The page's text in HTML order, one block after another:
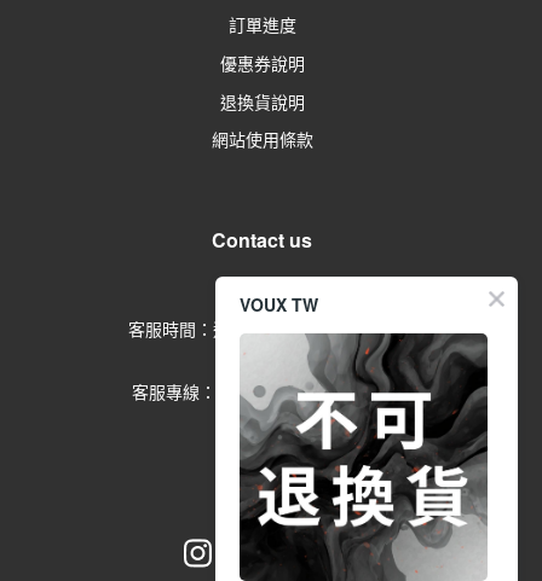
訂單進度
優惠券說明
退換貨說明
網站使用條款
Contact us
客服時間：週一到週五 09:00-17:00
(例假日除外)
客服專線：02-2791-1602 分機553
VOUX TW